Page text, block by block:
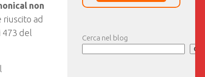
non
ad
473 del
Cerca nel blog